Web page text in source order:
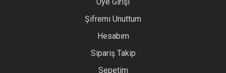
Şifremi Unuttum
Hesabım
Sipariş Takip
Sepetim